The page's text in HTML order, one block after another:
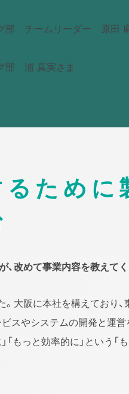
グ部 チームリーダー 原田
部 浦 真実さま
ために
改めて事業内容を教えてく
。大阪に本社を構えており、
スやシステムの開発と運営
もっと効率的に」という「も